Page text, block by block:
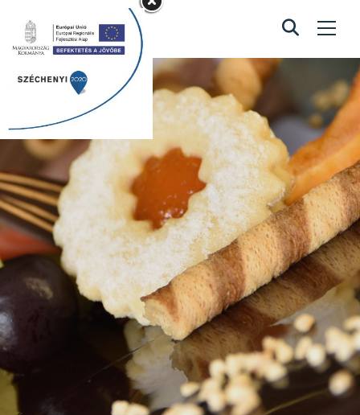
Marcipános
nyitott könyv
torta
Marcipános nyitott könyv torta